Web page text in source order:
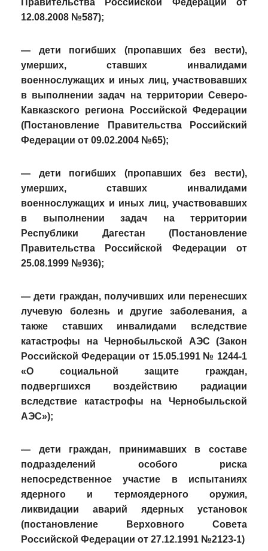
Правительства Российской Федерации от
12.08.2008 №587);
— дети погибших (пропавших без вести),
умерших, ставших инвалидами
военнослужащих и иных лиц, участвовавших
в выполнении задач на территории Северо-
Кавказского региона Российской Федерации
(Постановление Правительства Российский
Федерации от 09.02.2004 №65);
— дети погибших (пропавших без вести),
умерших, ставших инвалидами
военнослужащих и иных лиц, участвовавших
в выполнении задач на территории
Республики Дагестан (Постановление
Правительства Российской Федерации от
25.08.1999 №936);
— дети граждан, получивших или перенесших
лучевую болезнь и другие заболевания, а
также ставших инвалидами вследствие
катастрофы на Чернобыльской АЭС (Закон
Российской Федерации от 15.05.1991 № 1244-1
«О социальной защите граждан,
подвергшихся воздействию радиации
вследствие катастрофы на Чернобыльской
АЭС»);
— дети граждан, принимавших в составе
подразделений особого риска
непосредственное участие в испытаниях
ядерного и термоядерного оружия,
ликвидации аварий ядерных установок
(постановление Верховного Совета
Российской Федерации от 27.12.1991 №2123-1)